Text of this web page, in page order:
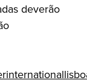
deverão